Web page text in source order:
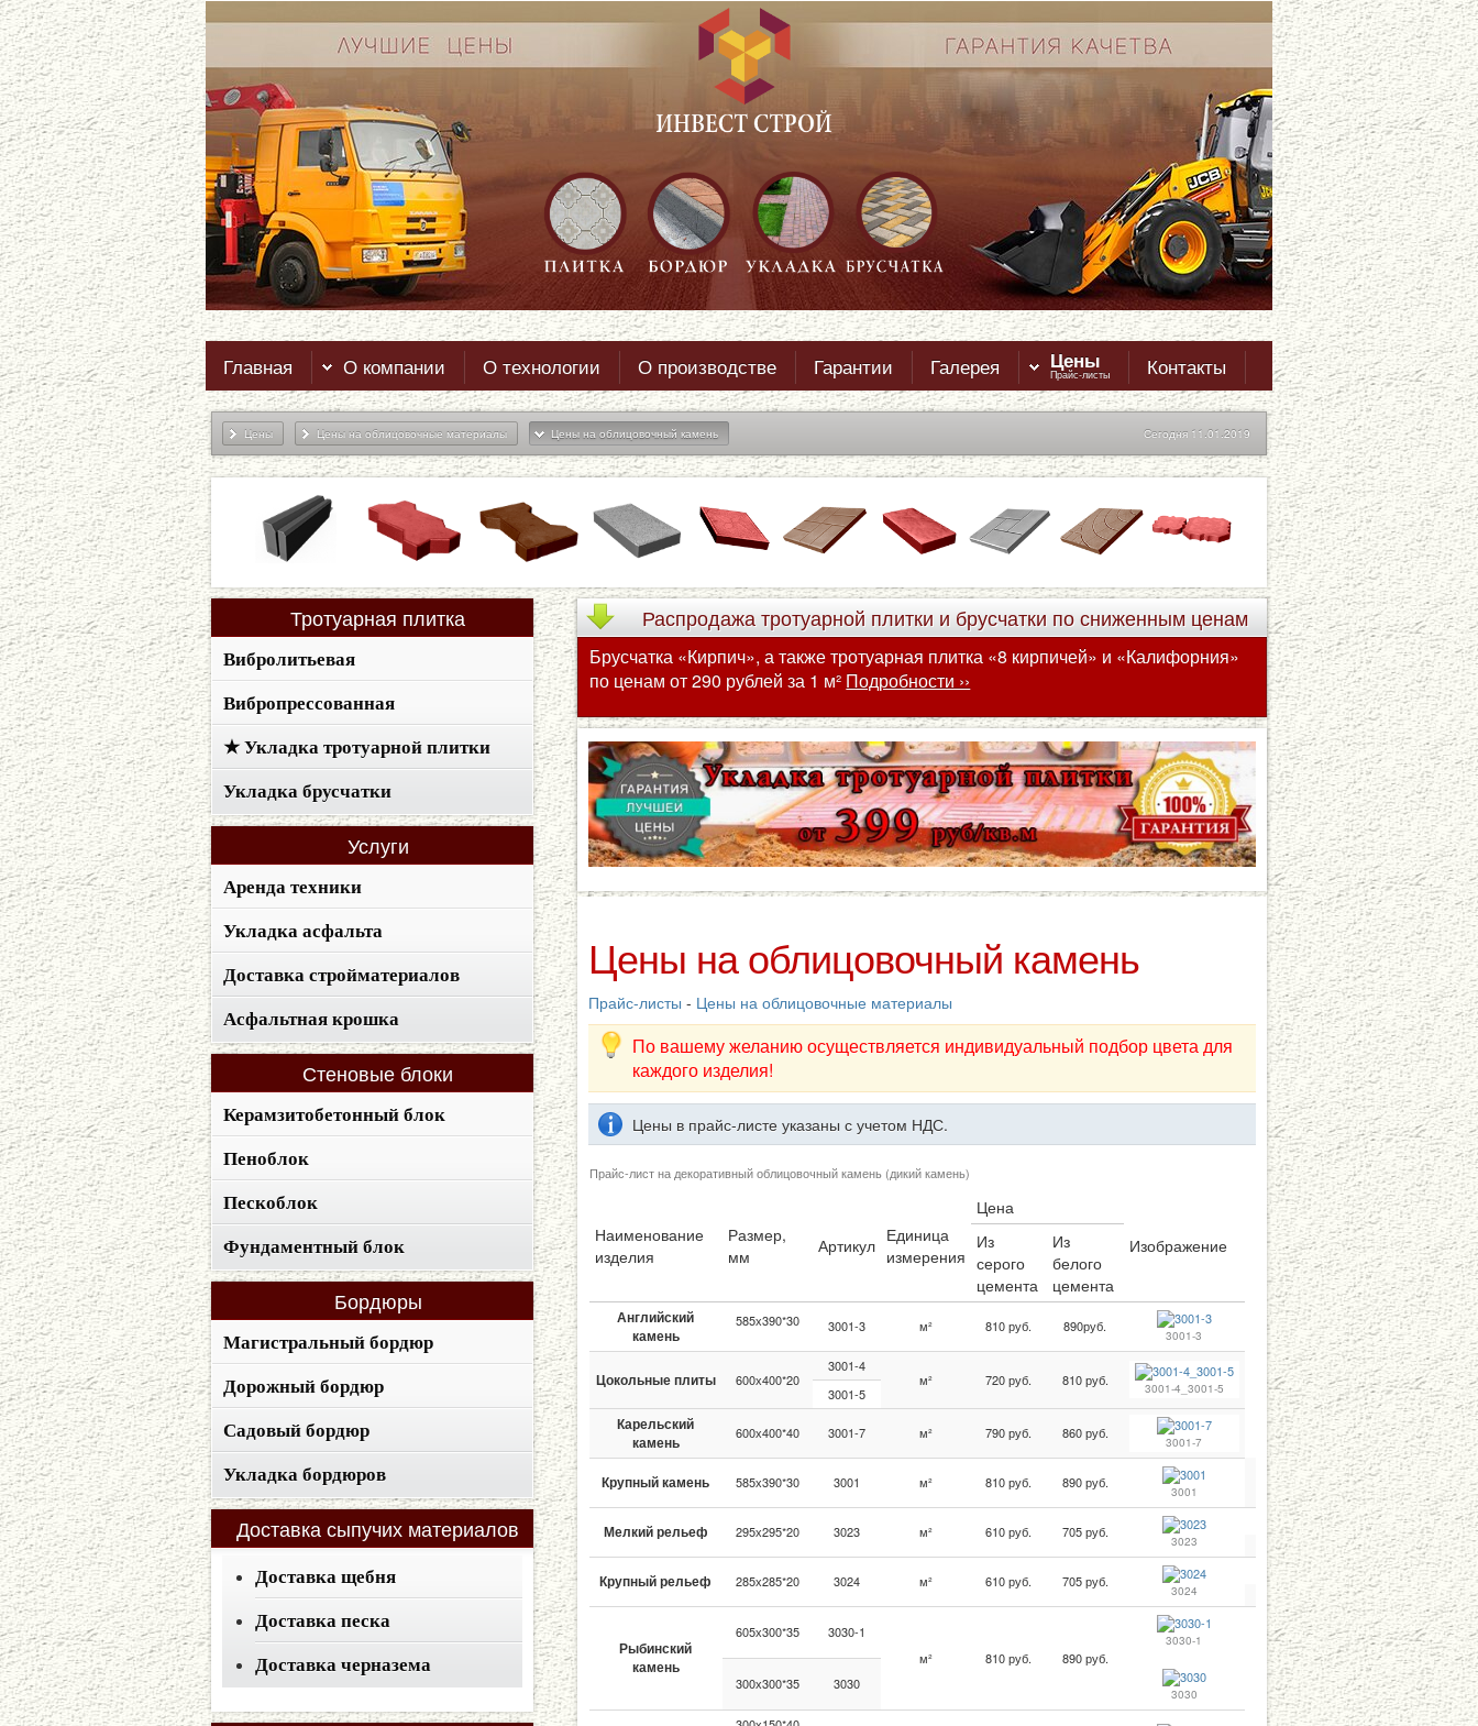
Главная О компании О технологии О производстве Гарантии Галерея Цены
Прайс-листы Контакты
Цены Цены на облицовочные материалы Цены на облицовочный камень Сегодня 11.01.2019
Тротуарная плитка
Вибролитьевая
Вибропрессованная
★ Укладка тротуарной плитки
Укладка брусчатки
Услуги
Аренда техники
Укладка асфальта
Доставка стройматериалов
Асфальтная крошка
Стеновые блоки
Керамзитобетонный блок
Пеноблок
Пескоблок
Фундаментный блок
Бордюры
Магистральный бордюр
Дорожный бордюр
Садовый бордюр
Укладка бордюров
Доставкасыпучих материалов
Доставка щебня
Доставка песка
Доставка черназема
Распродажатротуарной плитки и брусчатки по сниженным ценам
Брусчатка «Кирпич», а также тротуарная плитка «8 кирпичей» и «Калифорния»
по ценам от 290 рублей за 1 м² Подробности ››
Цены на облицовочный камень
Прайс-листы - Цены на облицовочные материалы
По вашему желанию осуществляется индивидуальный подбор цвета для
каждого изделия!
Цены в прайс-листе указаны с учетом НДС.
Прайс-лист на декоративный облицовочный камень (дикий камень)
Наименование
изделия
Размер,
мм
Артикул Единица
измерения
Цена
Изображение
Из
серого
цемента
Из
белого
цемента
Английский
камень
585х390*30 3001-3 м² 810 руб. 890руб.
3001-3
Цокольные плиты 600х400*20
3001-4
м²
720 руб. 810 руб.
3001-4_3001-5
3001-5
Карельский
камень
600х400*40 3001-7 м² 790 руб. 860 руб.
3001-7
Крупный камень 585х390*30 3001 м² 810 руб. 890 руб.
3001
Мелкий рельеф 295х295*20 3023 м² 610 руб. 705 руб.
3023
Крупный рельеф 285х285*20 3024 м² 610 руб. 705 руб.
3024
Рыбинский
камень
605х300*35
3030-1
м²
810 руб. 890 руб.
3030-1
3030
300х300*35 3030